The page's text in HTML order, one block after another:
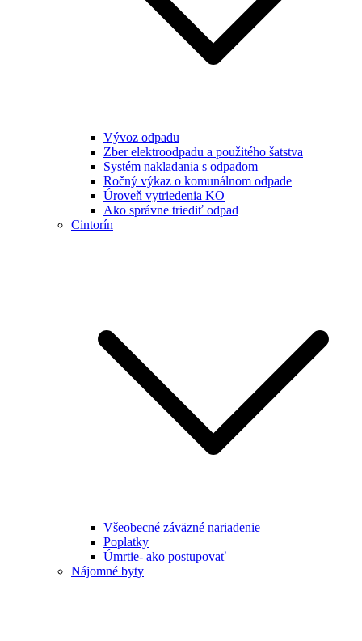
Vývoz odpadu
Zber elektroodpadu a použitého šatstva
Systém nakladania s odpadom
Ročný výkaz o komunálnom odpade
Úroveň vytriedenia KO
Ako správne triediť odpad
Cintorín
Všeobecné záväzné nariadenie
Poplatky
Úmrtie- ako postupovať
Nájomné byty